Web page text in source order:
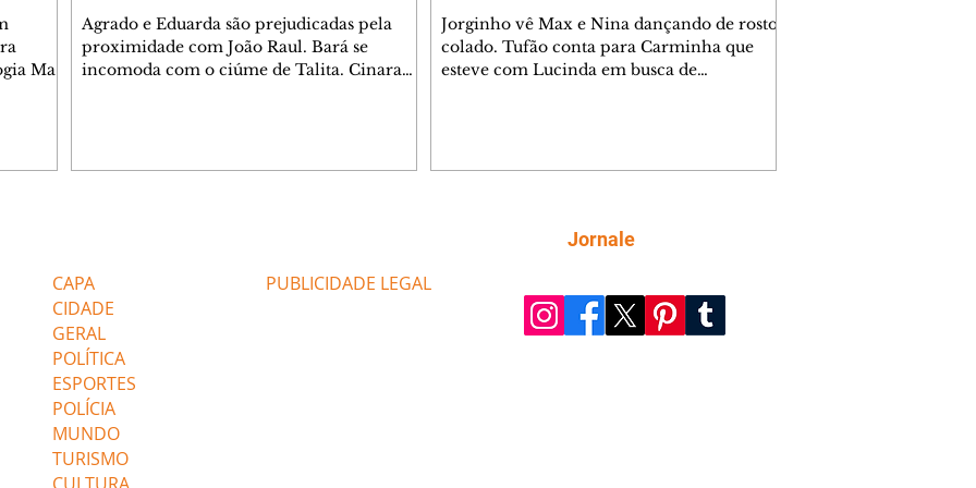
Mau
Agrado e Eduarda são prejudicadas pela
proximidade com João Raul. Bará se
incomoda com o ciúme de Talita. Cinara
ajudar João Raul sem prejudicar a amiga.
Jorginho vê Max e Nina dançando de rosto
colado. Tufão conta para Carminha que
esteve com Lucinda em busca de
Verônica e Noêmia perseguem Cadinho na
praia deserta. Dolores sugere que Roni peça
fugir da praia
CAPA
CIDADE
GERAL
POLÍTICA
ESPORTES
POLÍCIA
MUNDO
TURISMO
CULTURA
PUBLICIDADE LEGAL
Jornale